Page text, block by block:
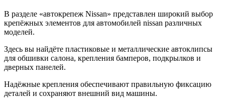
В разделе «автокрепеж Nissan» представлен широкий выбор
крепёжных элементов для автомобилей nissan различных
моделей.
Здесь вы найдёте пластиковые и металлические автоклипсы
для обшивки салона, крепления бамперов, подкрылков и
дверных панелей.
Надёжные крепления обеспечивают правильную фиксацию
деталей и сохраняют внешний вид машины.